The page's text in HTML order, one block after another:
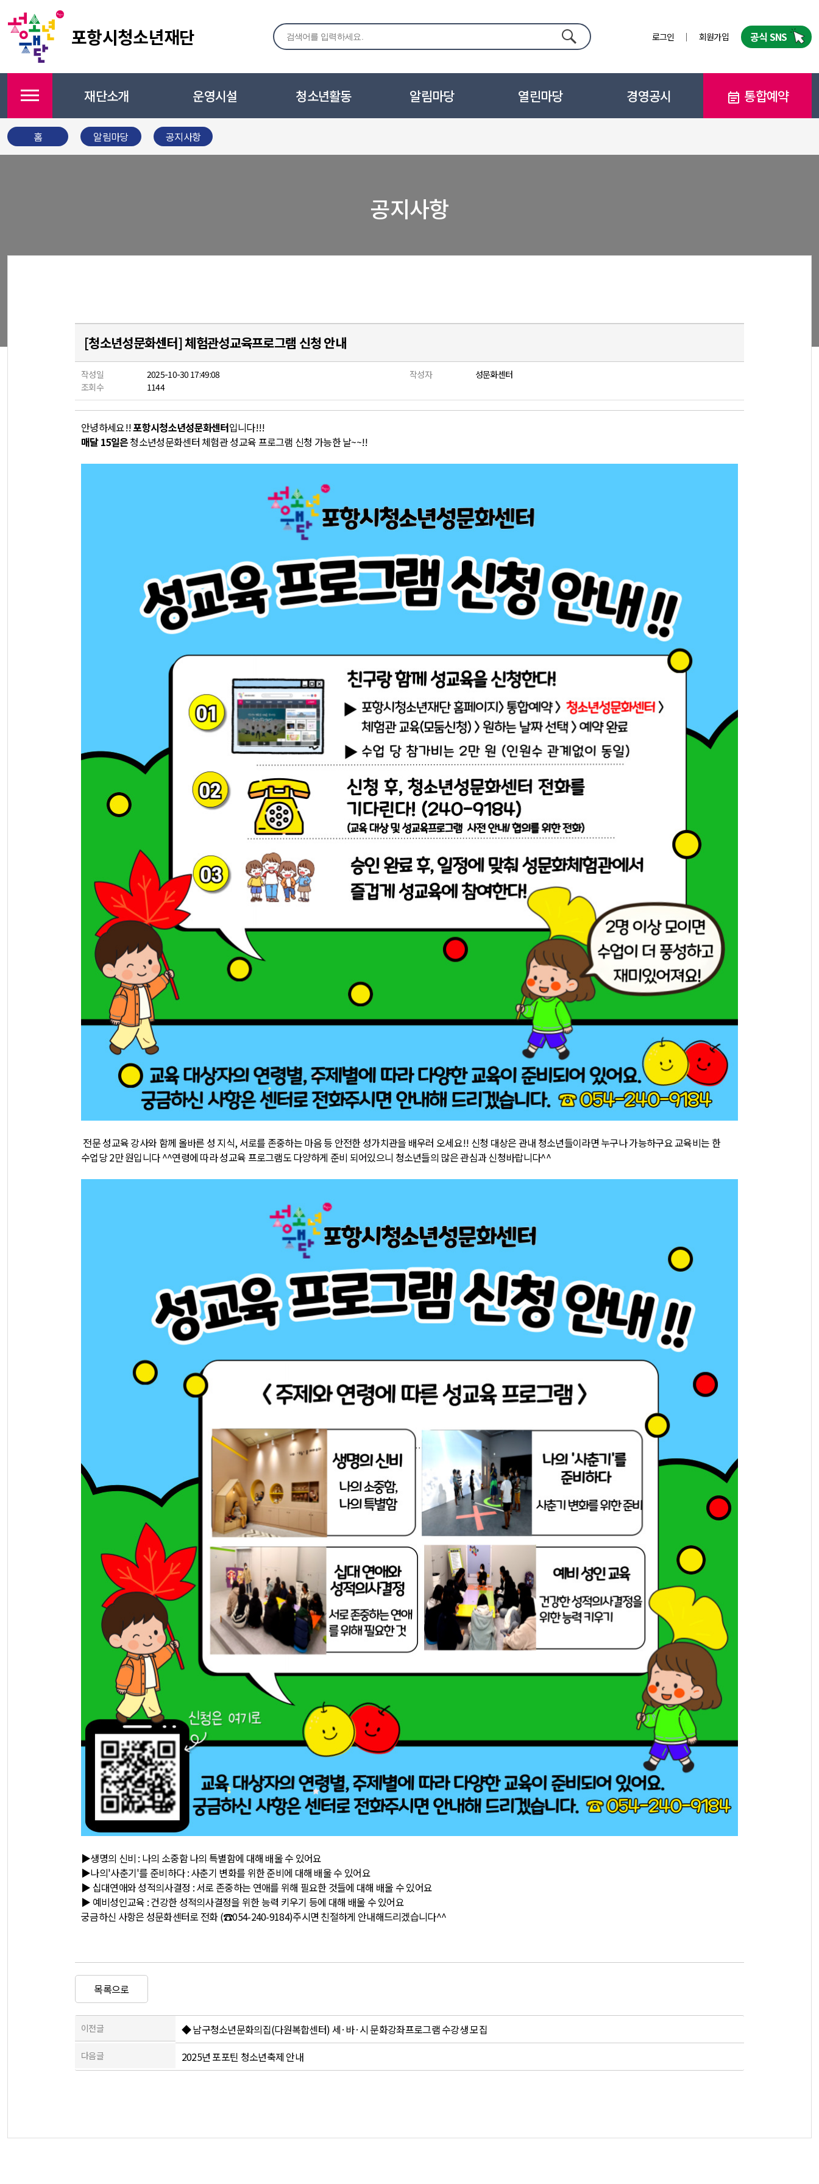
포항시청소년재단 검색 로그인 회원가입 공식 SNS
재단소개 운영시설 청소년활동 알림마당 열린마당 경영공시 통합예약
홈 알림마당 공지사항
공지사항
[청소년성문화센터] 체험관성교육프로그램 신청 안내
작성일 2025-10-30 17:49:08 작성자
성문화센터
조회수
1144
안녕하세요!!포항시청소년성문화센터입니다!!!
매달 15일은청소년성문화센터 체험관 성교육 프로그램 신청 가능한 날~~!!
전문 성교육 강사와 함께 올바른 성 지식, 서로를 존중하는 마음 등 안전한 성가치관을 배우러 오세요!! 신청 대상은 관내 청소년들이라면 누구나 가능하구요교육비는 한
수업당 2만 원입니다 ^^연령에 따라 성교육 프로그램도 다양하게 준비 되어있으니 청소년들의 많은 관심과 신청바랍니다^^
▶생명의 신비 : 나의 소중함 나의 특별함에 대해 배울 수 있어요
▶나의'사춘기'를 준비하다 : 사춘기 변화를 위한 준비에 대해 배울 수 있어요
▶ 십대연애와 성적의사결정 : 서로 존중하는 연애를 위해 필요한 것들에 대해 배울 수 있어요
▶ 예비성인교육 : 건강한 성적의사결정을 위한 능력 키우기 등에 대해 배울 수 있어요
궁금하신 사항은 성문화센터로 전화 (☎054-240-9184)주시면 친절하게 안내해드리겠습니다^^
목록으로
이전글 ◆ 남구청소년문화의집(다원복합센터) 세·바·시 문화강좌프로그램 수강생 모집
다음글 2025년 포포틴 청소년축제 안내